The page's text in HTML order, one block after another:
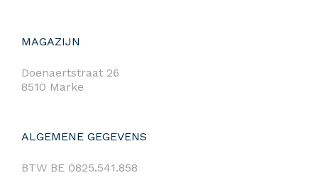
MAGAZIJN
Doenaertstraat 26
8510 Marke
ALGEMENE GEGEVENS
BTW BE 0825.541.858